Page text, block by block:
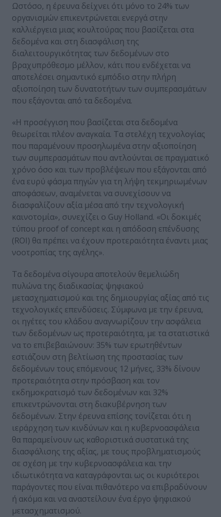
Ωστόσο, η έρευνα δείχνει ότι μόνο το 24% των
οργανισμών επικεντρώνεται ενεργά στην
καλλιέργεια μιας κουλτούρας που βασίζεται στα
δεδομένα και στη διασφάλιση της
διαλειτουργικότητας των δεδομένων στο
βραχυπρόθεσμο μέλλον, κάτι που ενδέχεται να
αποτελέσει σημαντικό εμπόδιο στην πλήρη
αξιοποίηση των δυνατοτήτων των συμπερασμάτων
που εξάγονται από τα δεδομένα.
«Η προσέγγιση που βασίζεται στα δεδομένα
θεωρείται πλέον αναγκαία. Τα στελέχη τεχνολογίας
που παραμένουν προσηλωμένα στην αξιοποίηση
των συμπερασμάτων που αντλούνται σε πραγματικό
χρόνο όσο και των προβλέψεων που εξάγονται από
ένα ευρύ φάσμα πηγών για τη λήψη τεκμηριωμένων
αποφάσεων, αναμένεται να συνεχίσουν να
διασφαλίζουν αξία μέσα από την τεχνολογική
καινοτομία», συνεχίζει ο Guy Holland. «Οι δοκιμές
τύπου proof of concept και η απόδοση επένδυσης
(ROI) θα πρέπει να έχουν προτεραιότητα έναντι μιας
νοοτροπίας της αγέλης».
Τα δεδομένα σίγουρα αποτελούν θεμελιώδη
πυλώνα της διαδικασίας ψηφιακού
μετασχηματισμού και της δημιουργίας αξίας από τις
τεχνολογικές επενδύσεις. Σύμφωνα με την έρευνα,
οι ηγέτες του κλάδου αναγνωρίζουν την ασφάλεια
των δεδομένων ως προτεραιότητα, με τα στατιστικά
να το επιβεβαιώνουν: 35% των ερωτηθέντων
εστιάζουν στη βελτίωση της προστασίας των
δεδομένων τους επόμενους 12 μήνες, 33% δίνουν
προτεραιότητα στην πρόσβαση και τον
εκδημοκρατισμό των δεδομένων και 32%
επικεντρώνονται στη διακυβέρνηση των
δεδομένων. Στην έρευνα επίσης τονίζεται ότι η
ιεράρχηση των κινδύνων και η κυβερνοασφάλεια
θα παραμείνουν ως καθοριστικά συστατικά της
διασφάλισης της αξίας, με τους προβληματισμούς
σε σχέση με την κυβερνοασφάλεια και την
ιδιωτικότητα να καταγράφονται ως οι κυριότεροι
παράγοντες που είναι πιθανότερο να επιβραδύνουν
ή ακόμα και να αναστείλουν ένα έργο ψηφιακού
μετασχηματισμού.